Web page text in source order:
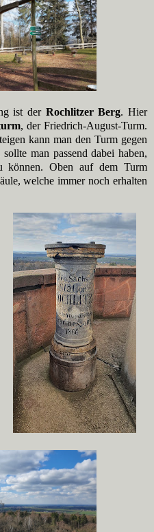
ist der Rochlitzer Berg. Hier
, der Friedrich-August-Turm.
kann man den Turm gegen
man passend dabei haben,
können. Oben auf dem Turm
welche immer noch erhalten